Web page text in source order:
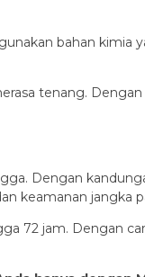
bahan kimia
tenang.
Dengan
keamanan jangka
72 jam. Dengan